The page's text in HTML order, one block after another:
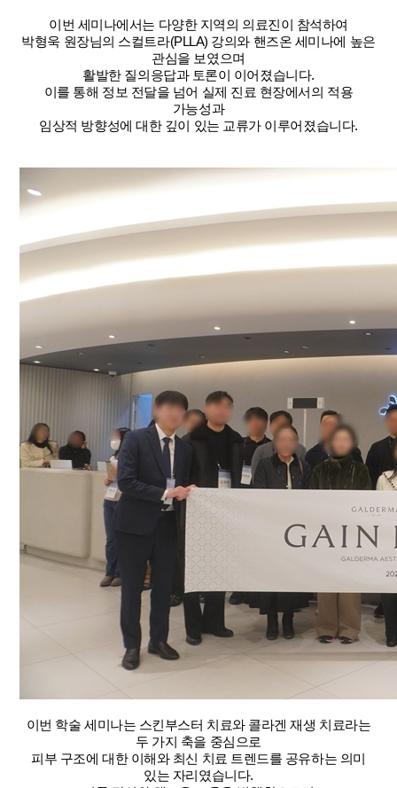
이번 세미나에서는 다양한 지역의 의료진이 참석하여
박형욱 원장님의 스컬트라(PLLA) 강의와 핸즈온 세미나에 높은
관심을 보였으며
활발한 질의응답과 토론이 이어졌습니다.
이를 통해 정보 전달을 넘어 실제 진료 현장에서의 적용
가능성과
임상적 방향성에 대한 깊이 있는 교류가 이루어졌습니다.
이번 학술 세미나는 스킨부스터 치료와 콜라겐 재생 치료라는
두 가지 축을 중심으로
피부 구조에 대한 이해와 최신 치료 트렌드를 공유하는 의미
있는 자리였습니다.